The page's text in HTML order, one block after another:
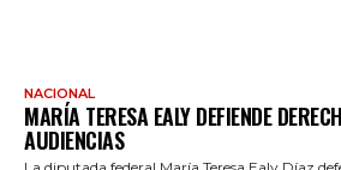
NACIONAL
MARÍA TERESA EALY DEFIENDE
AUDIENCIAS